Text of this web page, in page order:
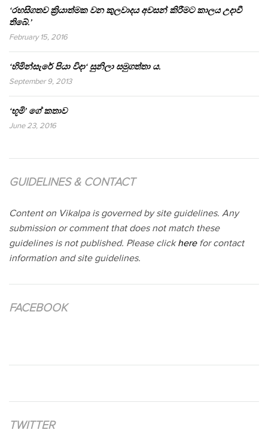
‘රහසිගතව ක්‍රියාත්මක වන කුලවාදය අවසන් කිරීමට කාලය උදාවී
තිබේ.’
February 15, 2016
‘හිමින්සැරේ පියා විදා‘ සුනිලා සමුගත්තා ය.
September 9, 2013
‘භූමි’ ගේ කතාව
June 23, 2016
GUIDELINES & CONTACT
Content on Vikalpa is governed by site guidelines. Any
submission or comment that does not match these
guidelines is not published. Please clickherefor contact
information and site guidelines.
FACEBOOK
TWITTER